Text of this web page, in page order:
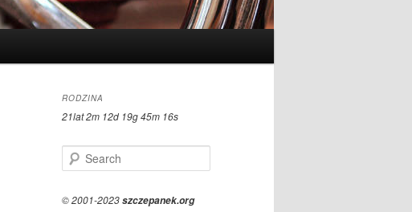
RODZINA
21lat 2m 12d 19g 45m 16s
e
r© 2001-2023szczepanek.org